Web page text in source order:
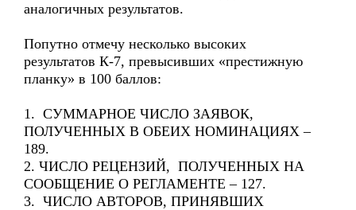
аналогичных результатов.
Попутно отмечу несколько высоких
результатов К-7, превысивших «престижную
планку» в 100 баллов:
1. СУММАРНОЕ ЧИСЛО ЗАЯВОК,
ПОЛУЧЕННЫХ В ОБЕИХ НОМИНАЦИЯХ –
189.
2. ЧИСЛО РЕЦЕНЗИЙ, ПОЛУЧЕННЫХ НА
СООБЩЕНИЕ О РЕГЛАМЕНТЕ – 127.
3. ЧИСЛО АВТОРОВ, ПРИНЯВШИХ